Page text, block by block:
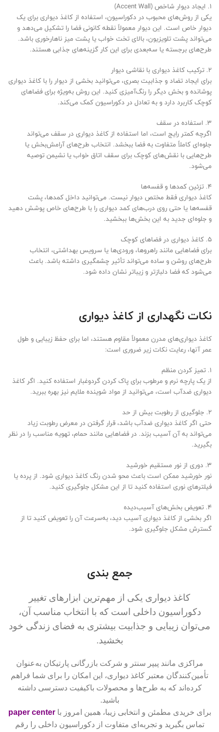
1. ایجاد دیوار شاخص (Accent Wall)
یکی از روش‌های محبوب در دکوراسیون، استفاده از کاغذ دیواری برای یک
دیوار خاص است. این دیوار معمولاً نقطه کانونی فضا را تشکیل می‌دهد و
می‌تواند پشت تلویزیون، بالای تخت خواب یا پشت میز ناهارخوری باشد.
طرح‌های برجسته یا سه‌بعدی برای این کار گزینه‌های جذابی هستند.
2. ترکیب کاغذ دیواری با نقاشی دیوار
برای ایجاد تضاد و جذابیت بصری، می‌توانید بخشی از دیوار را با کاغذ دیواری
پوشانده و بخش دیگر را رنگ‌آمیزی کنید. این روش به‌ویژه برای فضاهای
کوچک کاربرد دارد و به تعادل در دکوراسیون کمک می‌کند.
3. استفاده در سقف
اگرچه کمتر رایج است، اما استفاده از کاغذ دیواری در سقف می‌تواند
جلوه‌ای کاملاً متفاوت به فضا ببخشد. انتخاب طرح‌های آرامش‌بخش یا
طرح‌هایی با نقش‌های کوچک برای سقف اتاق خواب یا نشیمن توصیه
می‌شود.
4. تزئین کمدها و قفسه‌ها
کاغذ دیواری فقط مختص دیوار نیست. می‌توانید داخل کمدها، پشت
قفسه‌ها یا حتی روی درب‌های کمد دیواری را با طرح‌های خاص پوشش دهید
و جلوه‌ای جدید به این بخش‌ها ببخشید.
5. کاغذ دیواری در فضاهای کوچک
برای فضاهایی مانند راهروها، ورودی‌ها یا سرویس بهداشتی، انتخاب
طرح‌های روشن و ساده می‌تواند تأثیر چشمگیری داشته باشد. باعث
می‌شود که فضا دلبازتر و زیباتر نشان داده شود.
نکات نگهداری از کاغذ دیواری
کاغذ دیواری‌های مدرن معمولاً مقاوم هستند، اما برای حفظ زیبایی و طول
عمر آنها، رعایت نکات زیر ضروری است:
1. تمیز کردن منظم
از یک پارچه نرم و مرطوب برای پاک کردن گردوغبار استفاده کنید. اگر کاغذ
دیواری ضدآب است، می‌توانید از مواد شوینده ملایم نیز بهره ببرید.
2. جلوگیری از رطوبت بیش از حد
حتی اگر کاغذ دیواری ضدآب باشد، قرار گرفتن در معرض رطوبت زیاد
می‌تواند به آن آسیب بزند. در فضاهایی مانند حمام، تهویه مناسب را در نظر
بگیرید.
3. دوری از نور مستقیم خورشید
نور خورشید ممکن است باعث محو شدن رنگ کاغذ دیواری شود. از پرده یا
فیلترهای نوری استفاده کنید تا از این مشکل جلوگیری کنید.
4. تعویض بخش‌های آسیب‌دیده
اگر بخشی از کاغذ دیواری آسیب دید، به‌سرعت آن را تعویض کنید تا از
گسترش مشکل جلوگیری شود.
جمع بندی
کاغذ دیواری یکی از مهم‌ترین ابزارهای تغییر
دکوراسیون داخلی است که با انتخاب مناسب آن،
می‌توان زیبایی و جذابیت بیشتری به فضای زندگی خود
بخشید.
مراکزی مانند پیپر سنتر و شرکت بازرگانی پارتیکان به‌عنوان
تأمین‌کنندگان معتبر کاغذ دیواری، این امکان را برای شما فراهم
کرده‌اند که به طرح‌ها و محصولات باکیفیت دسترسی داشته
باشید.
برای خریدی مطمئن و انتخابی زیبا، همین امروز باpaper center
تماس بگیرید و تجربه‌ای متفاوت از دکوراسیون داخلی را رقم